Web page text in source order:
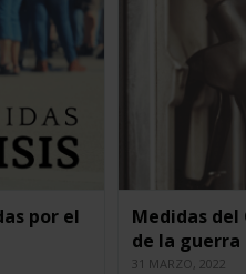
por el
Medidas del
de la guerra
31 MARZO, 2022